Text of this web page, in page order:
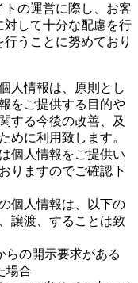
の運営に際し、お客
して十分な配慮を行
うことに努めており
人情報は、原則とし
をご提供する目的や
する今後の改善、及
めに利用致します。
個人情報をご提供い
りますのでご確認下
個人情報は、以下の
譲渡、することは致
らの開示要求がある
場合